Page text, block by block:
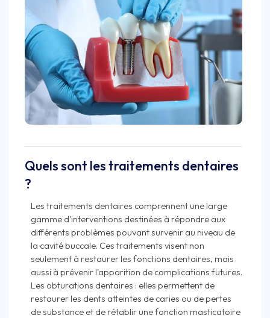
Quels sont les traitements dentaires
?
Les traitements dentaires comprennent une large
gamme d'interventions destinées à répondre aux
différents problèmes pouvant survenir au niveau de
la cavité buccale. Ces traitements visent non
seulement à restaurer les fonctions dentaires, mais
aussi à prévenir l'apparition de complications futures.
Les obturations dentaires : elles permettent de
restaurer les dents atteintes de caries ou de pertes
de substance et de rétablir une fonction masticatoire